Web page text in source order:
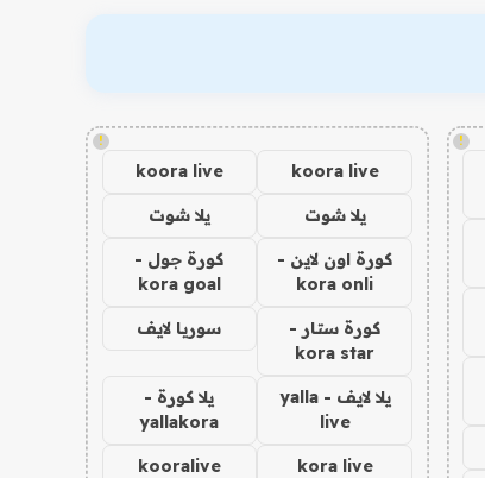
!
!
koora live
koora live
يلا شوت يلا شوت
كورة اون لاين -
kora onli
كورة جول -
kora goal
كورة ستار -
kora star
سوريا لايف
يلا لايف - yalla
live
يلا كورة -
yallakora
kora live
kooralive